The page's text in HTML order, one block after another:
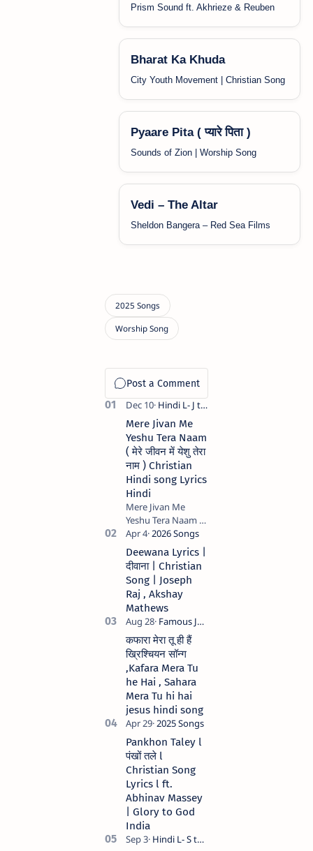
Prism Sound ft. Akhrieze & Reuben
Bharat Ka Khuda
City Youth Movement | Christian Song
Pyaare Pita ( प्यारे पिता )
Sounds of Zion | Worship Song
Vedi – The Altar
Sheldon Bangera – Red Sea Films
Mere Jivan Me
Yeshu Tera Naam
( मेरे जीवन में येशु तेरा
नाम ) Christian
Hindi song Lyrics
Hindi
Mere Jivan Me
Yeshu Tera Naam (
मेरे जीवन में येशु तेरा नाम )
Christian Hindi
song Lyrics Hindi
Anil Kant …
Deewana Lyrics |
दीवाना | Christian
Song | Joseph
Raj , Akshay
Mathews
कफारा मेरा तू ही हैं
ख्रिश्चियन सॉन्ग
,Kafara Mera Tu
he Hai , Sahara
Mera Tu hi hai
jesus hindi song
Pankhon Taley l
पंखों तले l
Christian Song
Lyrics l ft.
Abhinav Massey
| Glory to God
India